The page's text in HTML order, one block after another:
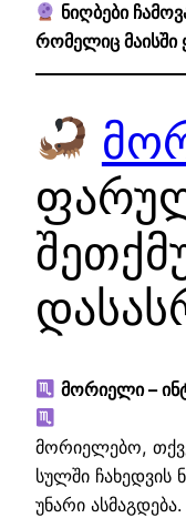
ნიღბები
რომელიც მაისში
მორიელი –
მორიელებო,
სულში ჩახედვის
უნარი